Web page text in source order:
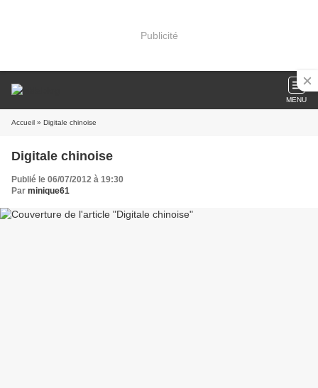
Publicité
MENU
Accueil » Digitale chinoise
Digitale chinoise
Publié le 06/07/2012 à 19:30
Par minique61